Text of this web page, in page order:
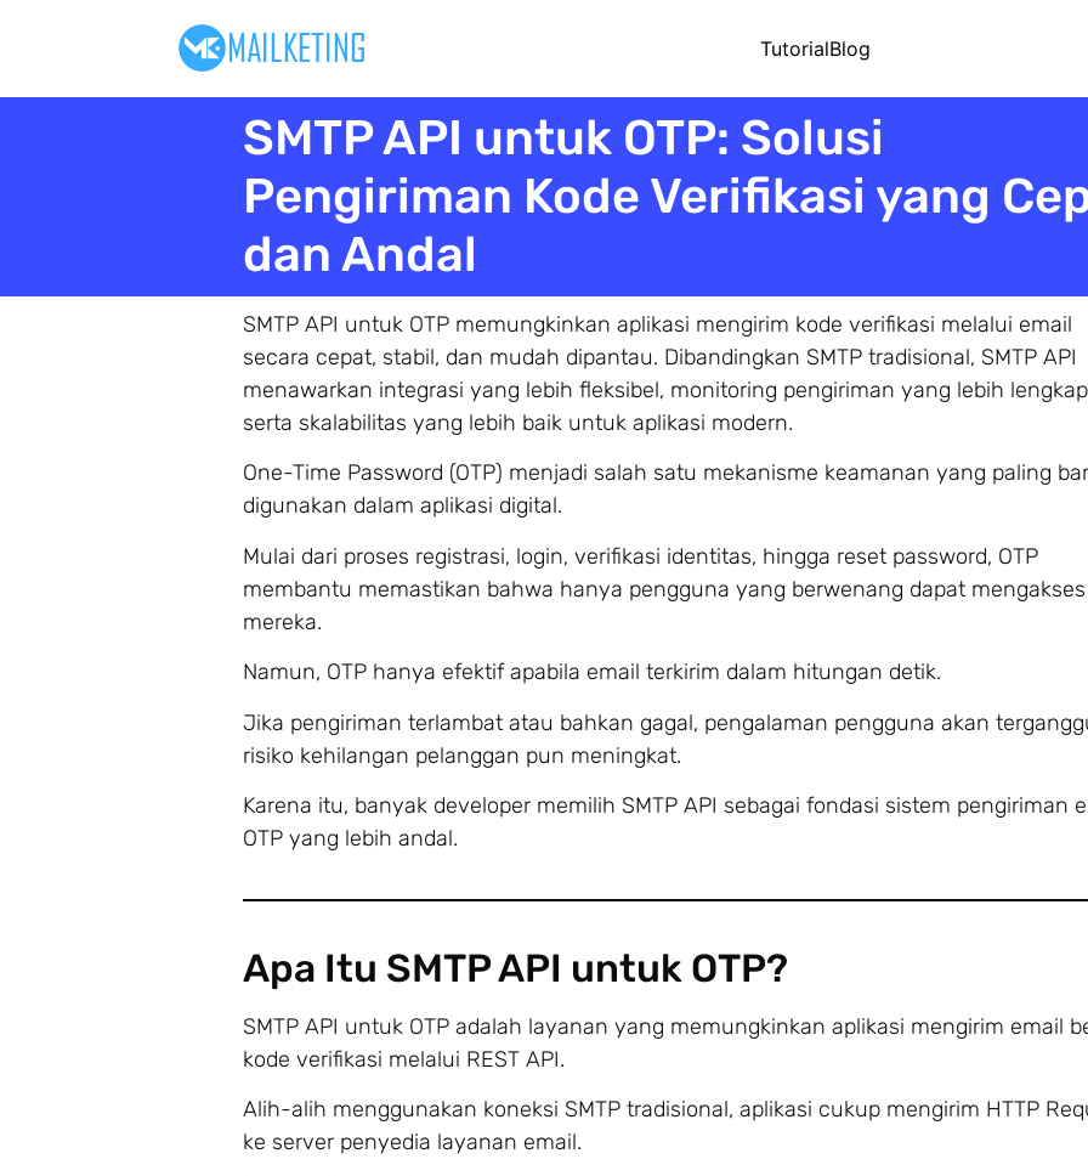
TutorialBlog
SMTP API untuk OTP: Solusi
Pengiriman Kode Verifikasi yang
dan Andal
SMTP API untuk OTP memungkinkan aplikasi mengirim kode verifikasi melalui email
secara cepat, stabil, dan mudah dipantau. Dibandingkan SMTP tradisional, SMTP API
menawarkan integrasi yang lebih fleksibel, monitoring pengiriman yang lebih
serta skalabilitas yang lebih baik untuk aplikasi modern.
One-Time Password (OTP) menjadi salah satu mekanisme keamanan yang paling
digunakan dalam aplikasi digital.
Mulai dari proses registrasi, login, verifikasi identitas, hingga reset password, OTP
membantu memastikan bahwa hanya pengguna yang berwenang dapat
mereka.
Namun, OTP hanya efektif apabila email terkirim dalam hitungan detik.
Jika pengiriman terlambat atau bahkan gagal, pengalaman pengguna akan
risiko kehilangan pelanggan pun meningkat.
Karena itu, banyak developer memilih SMTP API sebagai fondasi sistem pengiriman
OTP yang lebih andal.
Apa Itu SMTP API untuk OTP?
SMTP API untuk OTP adalah layanan yang memungkinkan aplikasi mengirim email
kode verifikasi melalui REST API.
Alih-alih menggunakan koneksi SMTP tradisional, aplikasi cukup mengirim HTTP
ke server penyedia layanan email.